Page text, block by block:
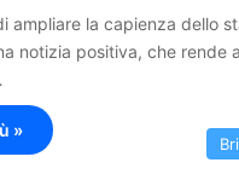
ampliare la capienza dello
notizia positiva, che rende
»